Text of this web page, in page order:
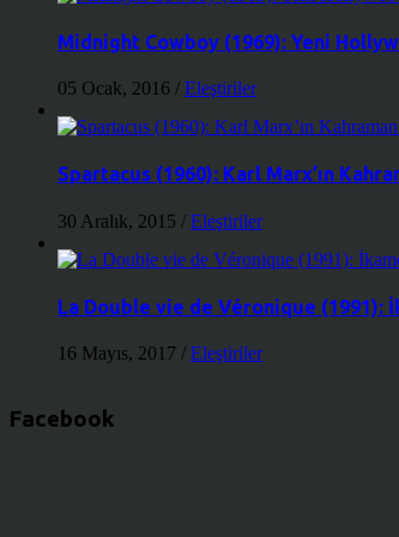
Midnight Cowboy (1969): Yeni
05 Ocak, 2016 / Eleştiriler
Spartacus (1960): Karl Marx’ın
30 Aralık, 2015 / Eleştiriler
La Double vie de Véronique (1991):
16 Mayıs, 2017 / Eleştiriler
Facebook